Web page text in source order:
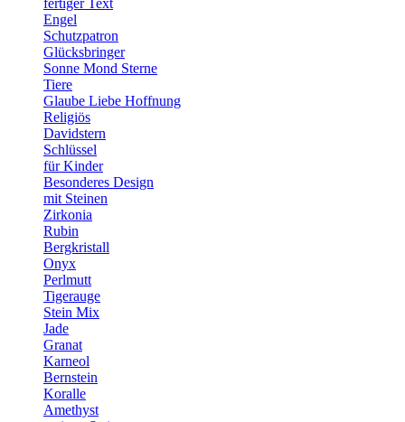
Engel
Schutzpatron
Glücksbringer
Sonne Mond Sterne
Tiere
Glaube Liebe Hoffnung
Religiös
Davidstern
Schlüssel
für Kinder
Besonderes Design
mit Steinen
Zirkonia
Rubin
Bergkristall
Onyx
Perlmutt
Tigerauge
Stein Mix
Jade
Granat
Karneol
Bernstein
Koralle
Amethyst